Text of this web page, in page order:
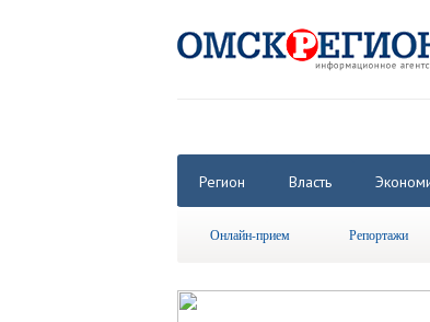
Регион Власть
Онлайн-прием Репортажи